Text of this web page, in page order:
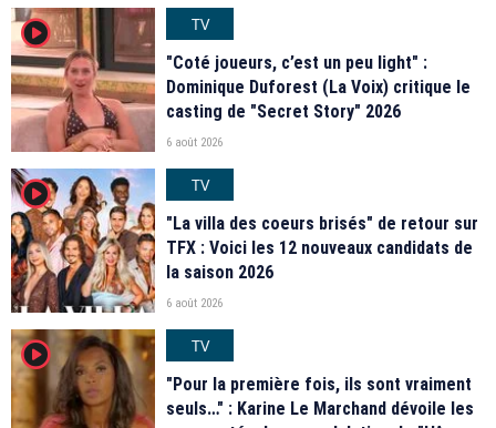
player2
TV
"Coté joueurs, c’est un peu light" :
Dominique Duforest (La Voix) critique le
casting de "Secret Story" 2026
6 août 2026
player2
TV
"La villa des coeurs brisés" de retour sur
TFX : Voici les 12 nouveaux candidats de
la saison 2026
6 août 2026
player2
TV
"Pour la première fois, ils sont vraiment
seuls…" : Karine Le Marchand dévoile les